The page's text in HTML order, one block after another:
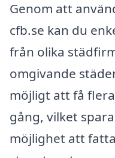
Genom att
cfb.se kan du
från olika
omgivande
möjligt att få
gång, vilket
möjlighet att